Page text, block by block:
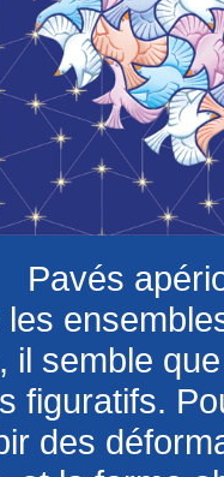
Pavés
les
il semble
figuratifs.
des